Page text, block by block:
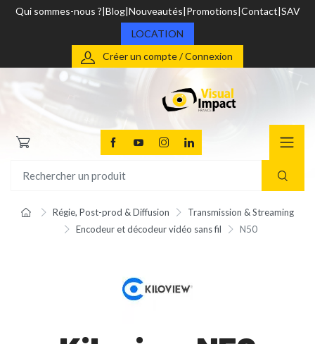
Qui sommes-nous ? Blog Nouveautés Promotions Contact SAV
LOCATION
Créer un compte / Connexion
Régie, Post-prod & Diffusion
Transmission & Streaming
Encodeur et décodeur vidéo sans fil
N50